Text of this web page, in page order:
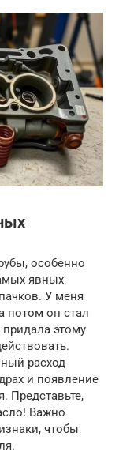
особенно
явных
У меня
потом он стал
придала этому
расход
и появление
Представьте,
Важно
чтобы